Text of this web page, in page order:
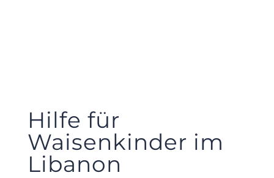
Hilfe für
Waisenkinder im
Libanon